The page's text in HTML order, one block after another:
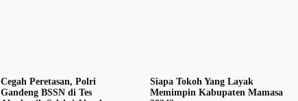
Cegah Peretasan, Polri
Gandeng BSSN di Tes
Siapa Tokoh Yang Layak
Memimpin Kabupaten Mamasa